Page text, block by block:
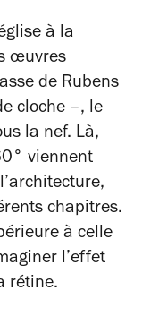
à la
œuvres
de Rubens
cloche –, le
la nef. Là,
viennent
chapitres.
à celle
l’effet
rétine.